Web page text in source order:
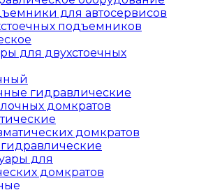
для автосервисов
подъемников
для двухстоечных
гидравлические
домкратов
домкратов
для
домкратов